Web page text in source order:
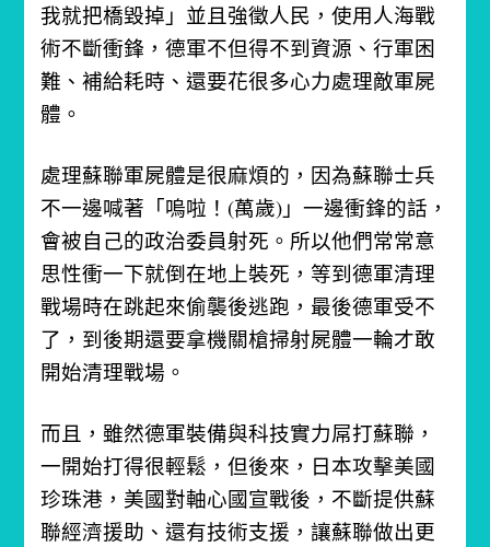
我就把橋毀掉」 並且強徵人民，使用人海戰
術不斷衝鋒，德軍不但得不到資源、行軍困
難、補給耗時、還要花很多心力處理敵軍屍
體。
處理蘇聯軍屍體是很麻煩的，因為蘇聯士兵
不一邊喊著「嗚啦！(萬歲)」一邊衝鋒的話，
會被自己的政治委員射死。所以他們常常意
思性衝一下就倒在地上裝死，等到德軍清理
戰場時在跳起來偷襲後逃跑，最後德軍受不
了，到後期還要拿機關槍掃射屍體一輪才敢
開始清理戰場。
而且，雖然德軍裝備與科技實力屌打蘇聯，
一開始打得很輕鬆，但後來，日本攻擊美國
珍珠港，美國對軸心國宣戰後，不斷提供蘇
聯經濟援助、還有技術支援，讓蘇聯做出更